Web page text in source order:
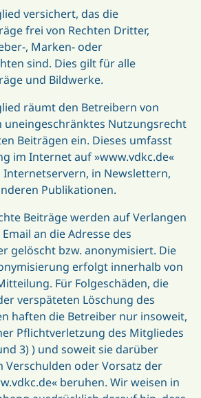
versichert, das die
frei von Rechten Dritter,
, Marken- oder
sind. Dies gilt für alle
und Bildwerke.
räumt den Betreibern von
uneingeschränktes Nutzungsrecht
Beiträgen ein. Dieses umfasst
im Internet auf »www.vdkc.de«
in Newslettern,
Publikationen.
Beiträge werden auf Verlangen
an die Adresse des
gelöscht bzw. anonymisiert. Die
erfolgt innerhalb von
Für Folgeschäden, die
verspäteten Löschung des
haften die Betreiber nur insoweit,
Pflichtverletzung des Mitgliedes
3) ) und soweit sie darüber
Verschulden oder Vorsatz der
beruhen. Wir weisen in